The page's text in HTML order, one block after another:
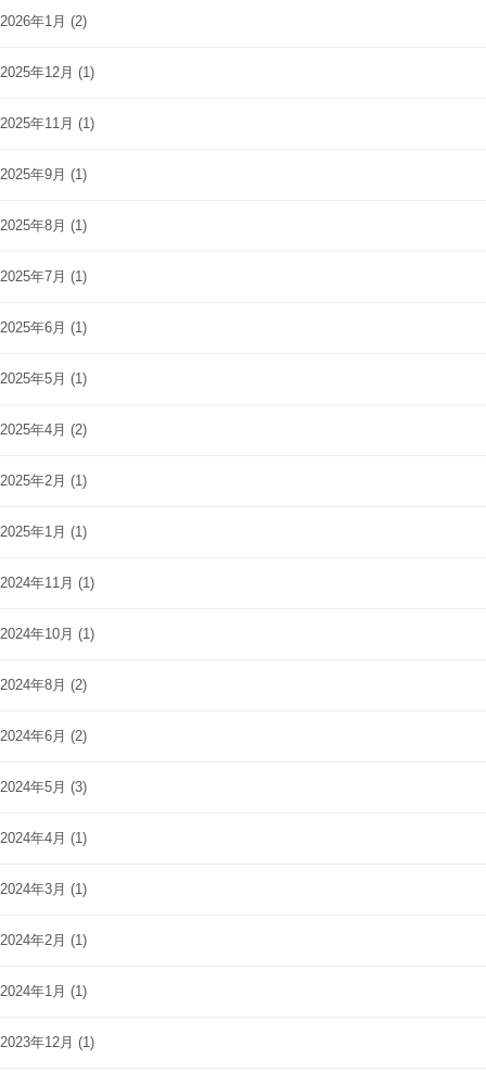
2026年1月 (2)
2025年12月 (1)
2025年11月 (1)
2025年9月 (1)
2025年8月 (1)
2025年7月 (1)
2025年6月 (1)
2025年5月 (1)
2025年4月 (2)
2025年2月 (1)
2025年1月 (1)
2024年11月 (1)
2024年10月 (1)
2024年8月 (2)
2024年6月 (2)
2024年5月 (3)
2024年4月 (1)
2024年3月 (1)
2024年2月 (1)
2024年1月 (1)
2023年12月 (1)